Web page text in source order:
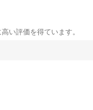
い評価を得ています。